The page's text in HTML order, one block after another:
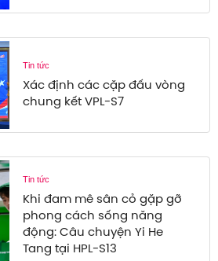
Tin tức
Xác định các cặp đấu vòng
chung kết VPL-S7
Tin tức
Khi đam mê sân cỏ gặp gỡ
phong cách sống năng
động: Câu chuyện Yi He
Tang tại HPL-S13